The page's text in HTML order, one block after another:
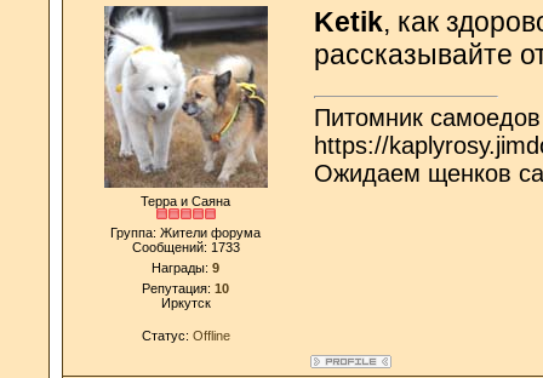
Терра и Саяна
Группа: Жители форума
Сообщений: 1733
Награды: 9
Репутация: 10
Иркутск
Статус: Offline
Ketik, как
рассказывайте
Питомник
https://
Ожидаем щенков